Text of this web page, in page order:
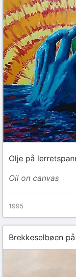
Olje på
Oil on canvas
1995
Brekkeselbøen